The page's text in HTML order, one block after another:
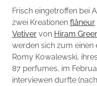
ARTIKEL-ARCHIV
ONLINE-SHOP
DAS ALZD-TEAM
Frisch eingetroffen bei
zwei Kreationen flâneur
Vetivervon Hiram
werden sich zum einen
Romy Kowalewski,
87 perfumes, im
interviewen durfte